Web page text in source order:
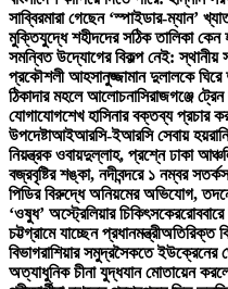
সাব্বিরমারা গেছেন ‘স্পাইডার-ম্যান’
মুক্তিযুদ্ধে শহীদদের সঠিক তালিকা
সমন্বিত উদ্যোগের বিকল্প নেই: স্থানীয়
প্রকৌশলী আহসানুজ্জামান দুলালকে
ঠিকাদার মহলে আলোচনাসিরাজগঞ্জে
যোগাযোগশেখ হাসিনার বক্তব্য প্রচার
উপদেষ্টাআইআরসি-ইআরসি সেবায়
নিয়ন্ত্রক ওবায়দুল্লাহ, প্রশ্নে ঢাকা
বজ্রবৃষ্টির শঙ্কা, নদীবন্দরে ১ নম্বর
পিডির বিরুদ্ধে অনিয়মের অভিযোগ,
‘ওষুধ’ অস্ট্রেলিয়ার চিকিৎসকের
চট্টগ্রামে যাচ্ছেন প্রধানমন্ত্রীঅতিরিক্ত
বিভাগরাশিয়ার সমুদ্রসৈকতে ইউক্রেনের
অত্যাধুনিক চীনা যুদ্ধযান মোতায়েন